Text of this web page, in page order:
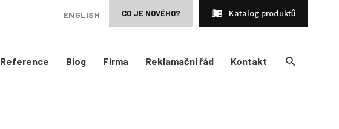
ENGLISH CO JE NOVÉHO? Katalog produktů
Reference Blog Firma Reklamační řád Kontakt